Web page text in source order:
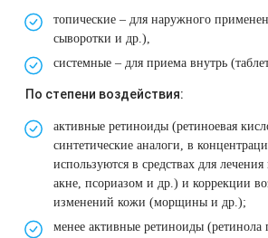
топические – для наружного
сыворотки и др.),
системные – для приема внутрь
По степени воздействия:
активные ретиноиды (ретиноевая
синтетические аналоги, в
используются в средствах для
акне, псориазом и др.) и коррекции
изменений кожи (морщины и др.);
менее активные ретиноиды (ретинола
Лазерное лечение ринофимы
Интимное лазерное омоложение
Лазерная подтяжка кожи живота
Лазерная подтяжка кожи на бедрах и